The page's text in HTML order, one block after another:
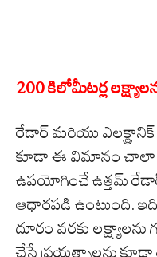
200 కిలోమీటర్ల
రేడార్‌ మరియు
కూడా ఈ విమానం చాలా
ఉపయోగించే ఉత్తమ్‌
ఆధారపడి ఉంటుంది.
దూరం వరకు లక్ష్యాలను
చేసే ప్రయత్నాలను కూడా